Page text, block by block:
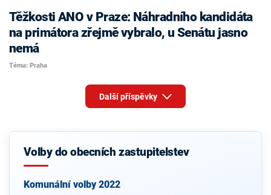
Těžkosti ANO v Praze: Náhradního kandidáta
na primátora zřejmě vybralo, u Senátu jasno
nemá
Téma: Praha
Další příspěvky
Volby do obecních zastupitelstev
Komunální volby 2022